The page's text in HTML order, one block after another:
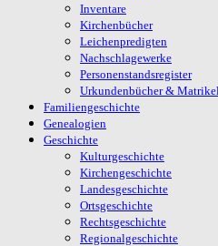
Inventare
Kirchenbücher
Leichenpredigten
Nachschlagewerke
Personenstandsregister
Urkundenbücher &
Familiengeschichte
Genealogien
Geschichte
Kulturgeschichte
Kirchengeschichte
Landesgeschichte
Ortsgeschichte
Rechtsgeschichte
Regionalgeschichte